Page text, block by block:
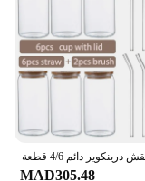
MAD305.48